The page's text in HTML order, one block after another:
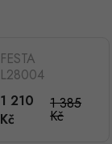
FESTA
L28004
Vrtačka AKU s
příklepem
(bez baterie a
1 385
Kč
1 210
Kč